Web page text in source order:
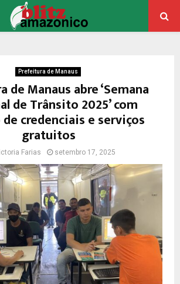
Prefeitura de Manaus
de Manaus abre ‘Semana
de Trânsito 2025’ com
credenciais e serviços
gratuitos
Farias setembro 17, 2025